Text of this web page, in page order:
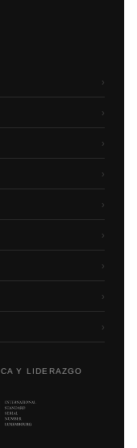
›
›
›
›
›
›
›
›
›
Y LIDERAZGO